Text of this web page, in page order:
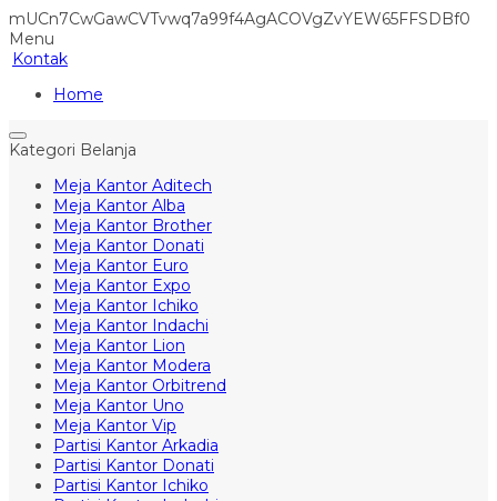
mUCn7CwGawCVTvwq7a99f4AgACOVgZvYEW65FFSDBf0
Menu
Kontak
Home
Kategori Belanja
Meja Kantor Aditech
Meja Kantor Alba
Meja Kantor Brother
Meja Kantor Donati
Meja Kantor Euro
Meja Kantor Expo
Meja Kantor Ichiko
Meja Kantor Indachi
Meja Kantor Lion
Meja Kantor Modera
Meja Kantor Orbitrend
Meja Kantor Uno
Meja Kantor Vip
Partisi Kantor Arkadia
Partisi Kantor Donati
Partisi Kantor Ichiko